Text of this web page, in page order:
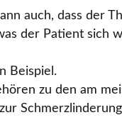
auch, dass der
der Patient sich
Beispiel.
zu den am